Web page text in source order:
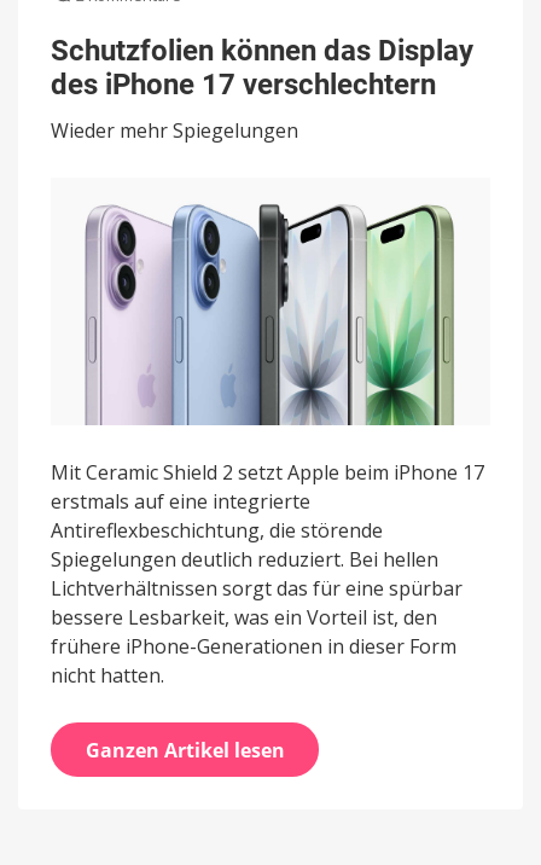
können
das
Display
iPhone
Schutzfolien können das Display
des iPhone 17 verschlechtern
Wieder mehr Spiegelungen
Mit Ceramic Shield 2 setzt Apple beim iPhone 17
erstmals auf eine integrierte
Antireflexbeschichtung, die störende
Spiegelungen deutlich reduziert. Bei hellen
Lichtverhältnissen sorgt das für eine spürbar
bessere Lesbarkeit, was ein Vorteil ist, den
frühere iPhone-Generationen in dieser Form
nicht hatten.
Ganzen Artikel lesen